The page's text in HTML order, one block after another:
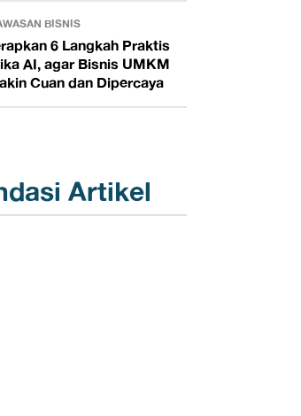
BISNIS
6 Langkah Praktis
AI, agar Bisnis UMKM
Cuan dan Dipercaya
Artikel